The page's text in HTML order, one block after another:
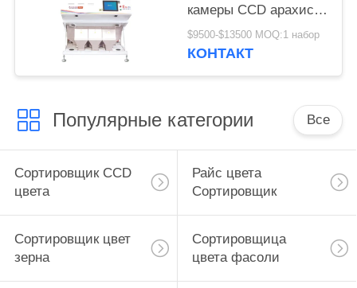
камеры CCD арахиса
3 парашютов
множественная
$9500-$13500 MOQ:1 набор
КОНТАКТ
Популярные категории Все
Сортировщик CCD
цвета
Райс цвета
Сортировщик
Сортировщик цвет
зерна
Сортировщица
цвета фасоли